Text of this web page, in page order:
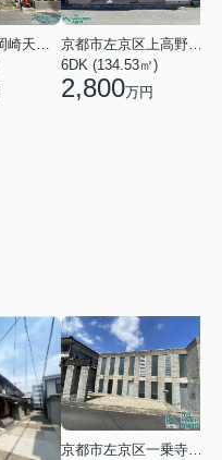
6DK (134.53㎡)
2,800万円